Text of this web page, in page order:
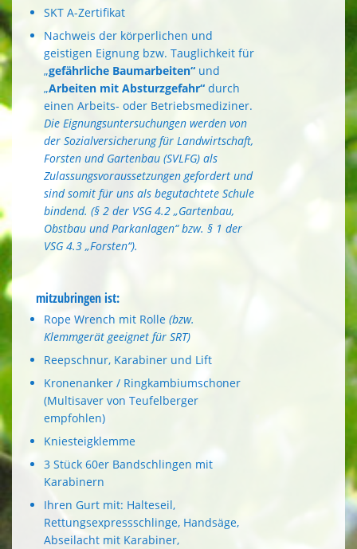
SKT A-Zertifikat
Nachweis der körperlichen und
geistigen Eignung bzw. Tauglichkeit für
„gefährliche Baumarbeiten“ und
„Arbeiten mit Absturzgefahr“ durch
einen Arbeits- oder Betriebsmediziner.
Die Eignungsuntersuchungen werden von
der Sozialversicherung für Landwirtschaft,
Forsten und Gartenbau (SVLFG) als
Zulassungsvoraussetzungen gefordert und
sind somit für uns als begutachtete Schule
bindend. (§ 2 der VSG 4.2 „Gartenbau,
Obstbau und Parkanlagen“ bzw. § 1 der
VSG 4.3 „Forsten“).
mitzubringen ist:
Rope Wrench mit Rolle (bzw.
Klemmgerät geeignet für SRT)
Reepschnur, Karabiner und Lift
Kronenanker / Ringkambiumschoner
(Multisaver von Teufelberger
empfohlen)
Kniesteigklemme
3 Stück 60er Bandschlingen mit
Karabinern
Ihren Gurt mit: Halteseil,
Rettungsexpressschlinge, Handsäge,
Abseilacht mit Karabiner,